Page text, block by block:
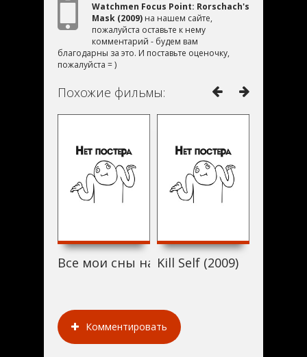
Watchmen Focus Point: Rorschach's
Mask (2009) на нашем сайте,
пожалуйста оставьте к нему
комментарий - будем вам
благодарны за это. И поставьте оценочку,
пожалуйста = )
Похожие фильмы:
Все мои сны на кассетах (2009)
Kill Self (2009)
Комментировать